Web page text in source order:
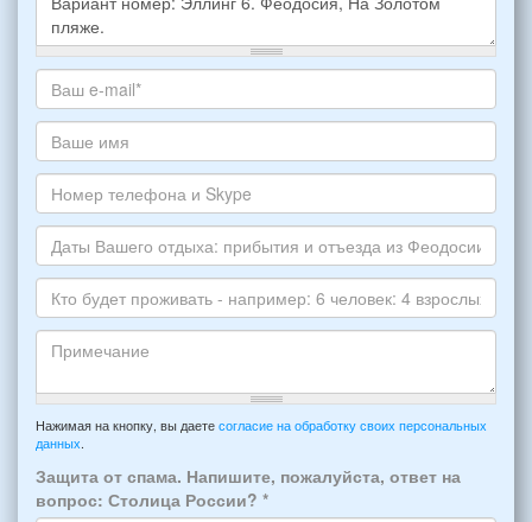
Какое
жилье
хотите
снять,
укажите
пожалуйста
НОМЕР
варианта:
*
Ваш
адрес
электронной
почты
*
Ваше
имя
Номер
телефона
и
Skype
Даты
Вашего
отдыха:
прибытия
отъезда
из
Феодосии:
*
Кто
будет
-
например:
6
человек:
4
Примечание
Нажимая на кнопку, вы даете согласие на обработку своих персональных
данных
Защита от спама. Напишите, пожалуйста, ответ на
вопрос: Столица России? *